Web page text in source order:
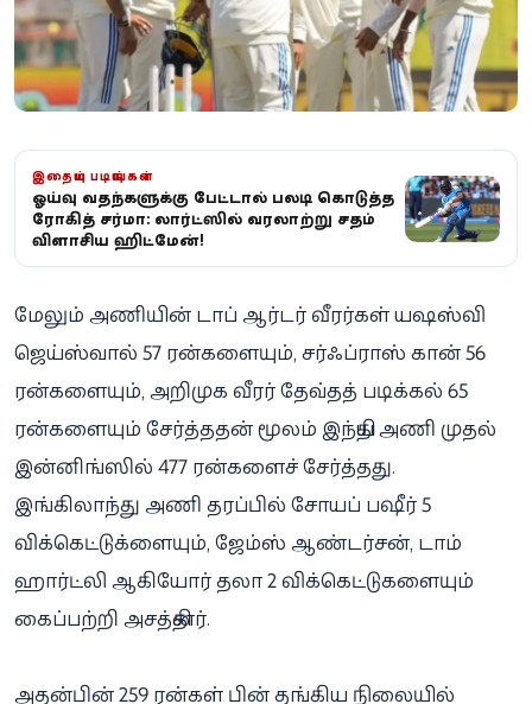
இதையும் படியுங்கள்
ஓய்வு வதந்திகளுக்கு பேட்டால் பதிலடி கொடுத்த
ரோகித் சர்மா: லார்ட்ஸில் வரலாற்று சதம்
விளாசிய ஹிட்மேன்!
மேலும் அணியின் டாப் ஆர்டர் வீரர்கள் யஷஸ்வி
ஜெய்ஸ்வால் 57 ரன்களையும், சர்ஃப்ராஸ் கான் 56
ரன்களையும், அறிமுக வீரர் தேவ்தத் படிக்கல் 65
ரன்களையும் சேர்த்ததன் மூலம் இந்திய அணி முதல்
இன்னிங்ஸில் 477 ரன்களைச் சேர்த்தது.
இங்கிலாந்து அணி தரப்பில் சோயப் பஷீர் 5
விக்கெட்டுக்ளையும், ஜேம்ஸ் ஆண்டர்சன், டாம்
ஹார்ட்லி ஆகியோர் தலா 2 விக்கெட்டுகளையும்
கைப்பற்றி அசத்தினர்.
அதன்பின் 259 ரன்கள் பின் தங்கிய நிலையில்